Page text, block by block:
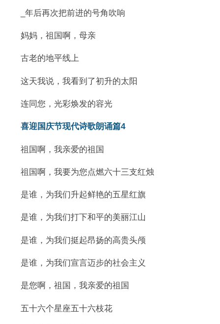
_年后再次把前进的号角吹响
妈妈，祖国啊，母亲
古老的地平线上
这天我说，我看到了初升的太阳
连同您，光彩焕发的容光
喜迎国庆节现代诗歌朗诵篇4
祖国啊，我亲爱的祖国
祖国啊，我要为您点燃六十三支红烛
是谁，为我们升起鲜艳的五星红旗
是谁，为我们打下和平的美丽江山
是谁，为我们挺起昂扬的高贵头颅
是谁，为我们宣言迈步的社会主义
是您啊，祖国，我亲爱的祖国
五十六个星座五十六枝花